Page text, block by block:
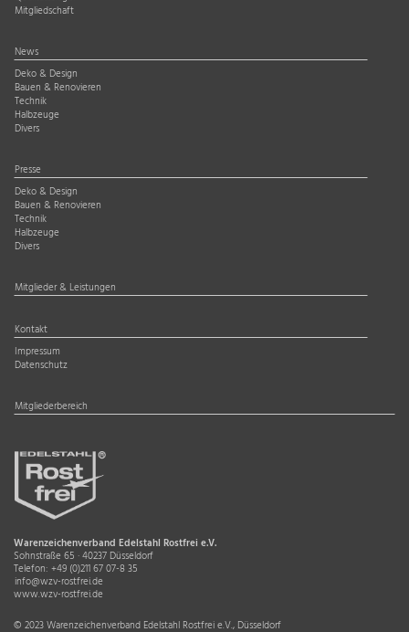
Mitgliedschaft
News
Deko & Design
Bauen & Renovieren
Technik
Halbzeuge
Divers
Presse
Deko & Design
Bauen & Renovieren
Technik
Halbzeuge
Divers
Mitglieder & Leistungen
Kontakt
Impressum
Datenschutz
Mitgliederbereich
Warenzeichenverband Edelstahl Rostfrei e.V.
Sohnstraße 65 · 40237 Düsseldorf
Telefon: +49 (0)211 67 07-8 35
info@wzv-rostfrei.de
www.wzv-rostfrei.de
© 2023 Warenzeichenverband Edelstahl Rostfrei e.V., Düsseldorf